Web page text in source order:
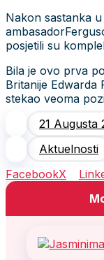
Nakon sastanka
posjetili su
Bila je ovo prva
Britanije Edwarda
stekao veoma
21 Augusta
Aktuelnosti
FacebookX